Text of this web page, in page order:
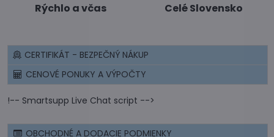
Rýchlo a včas Celé Slovensko
CERTIFIKÁT - BEZPEČNÝ NÁKUP
CENOVÉ PONUKY A VÝPOČTY
!-- Smartsupp Live Chat script -->
OBCHODNÉ A DODACIE PODMIENKY